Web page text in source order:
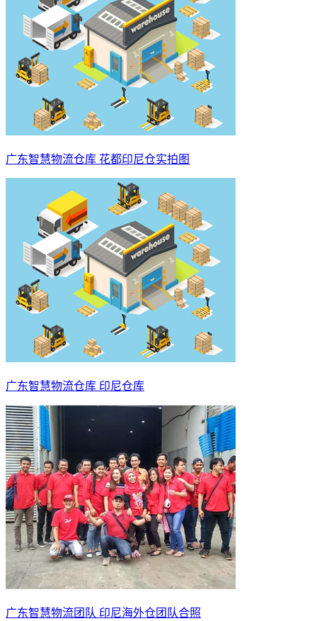
广东智慧物流仓库 花都印尼仓实拍图
广东智慧物流仓库 印尼仓库
广东智慧物流团队 印尼海外仓团队合照